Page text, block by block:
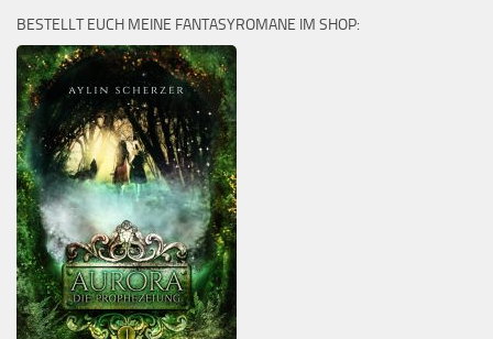
BESTELLT EUCH MEINE FANTASYROMANE IM SHOP: